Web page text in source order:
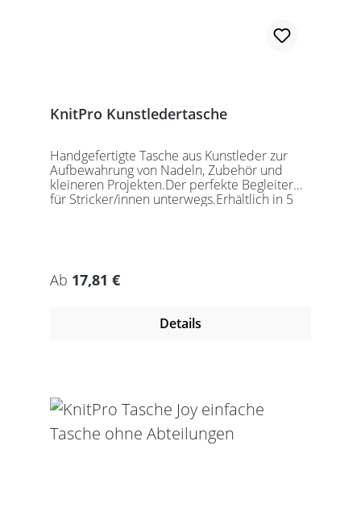
KnitPro Kunstledertasche
Handgefertigte Tasche aus Kunstleder zur
Aufbewahrung von Nadeln, Zubehör und
kleineren Projekten.Der perfekte Begleiter
für Stricker/innen unterwegs.Erhältlich in 5
Regulärer Preis:
Ab 17,81 €
Details